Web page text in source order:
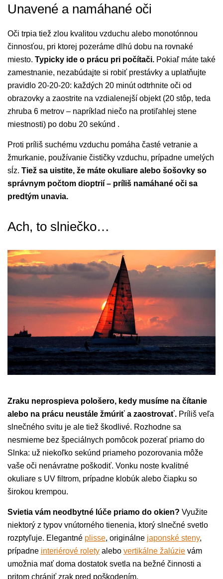
Unavené a namáhané oči
Oči trpia tiež zlou kvalitou vzduchu alebo monotónnou
činnosťou, pri ktorej pozeráme dlhú dobu na rovnaké
miesto. Typicky ide o prácu pri počítači. Pokiaľ máte také
zamestnanie, nezabúdajte si robiť prestávky a uplatňujte
pravidlo 20-20-20: každých 20 minút odtrhnite oči od
obrazovky a zaostrite na vzdialenejší objekt (20 stôp, teda
zhruba 6 metrov – napríklad niečo na protiľahlej stene
miestnosti) po dobu 20 sekúnd .
Proti príliš suchému vzduchu pomáha časté vetranie a
žmurkanie, používanie čističky vzduchu, prípadne umelých
sĺz. Tiež sa uistite, že máte okuliare alebo šošovky so
správnym počtom dioptrií – príliš namáhané oči sa
predtým unavia.
Ach, to slniečko…
Zraku neprospieva pološero, kedy musíme na čítanie
alebo na prácu neustále žmúriť a zaostrovať. Príliš veľa
slnečného svitu je ale tiež škodlivé. Rozhodne sa
nesmieme bez špeciálnych pomôcok pozerať priamo do
Slnka: už niekoľko sekúnd priameho pozorovania môže
vaše oči nenávratne poškodiť. Vonku noste kvalitné
okuliare s UV filtrom, prípadne klobúk alebo čiapku so
širokou krempou.
Svietia vám neodbytné lúče priamo do okien? Využite
niektorý z typov vnútorného tienenia, ktorý slnečné svetlo
rozptyľuje. Elegantné plisse, originálne japonské steny,
prípadne interiérové ​​rolety alebo vertikálne žalúzie vám
umožnia mať doma dostatok svetla na bežné činnosti a
pritom chrániť zrak pred poškodením.